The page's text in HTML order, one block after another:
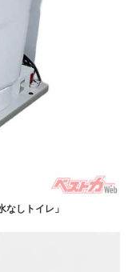
しトイレ」